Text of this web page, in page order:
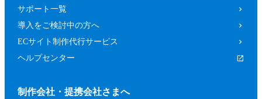
サポート一覧
導入をご検討中の方へ
ECサイト制作代行サービス
ヘルプセンター
制作会社・提携会社さまへ